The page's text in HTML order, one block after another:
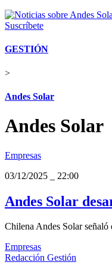
Suscríbete
GESTIÓN
>
Andes Solar
Andes Solar
Empresas
03/12/2025
22:00
Andes Solar
Chilena Andes Solar
Empresas
Redacción Gestión